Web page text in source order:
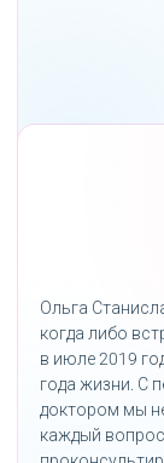
Ольга
когда либо
в июле 2019
года жизни. С
доктором мы
каждый